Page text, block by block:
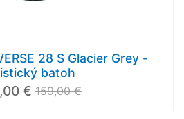
28 S Glacier Grey -
batoh
€ 159,00 €